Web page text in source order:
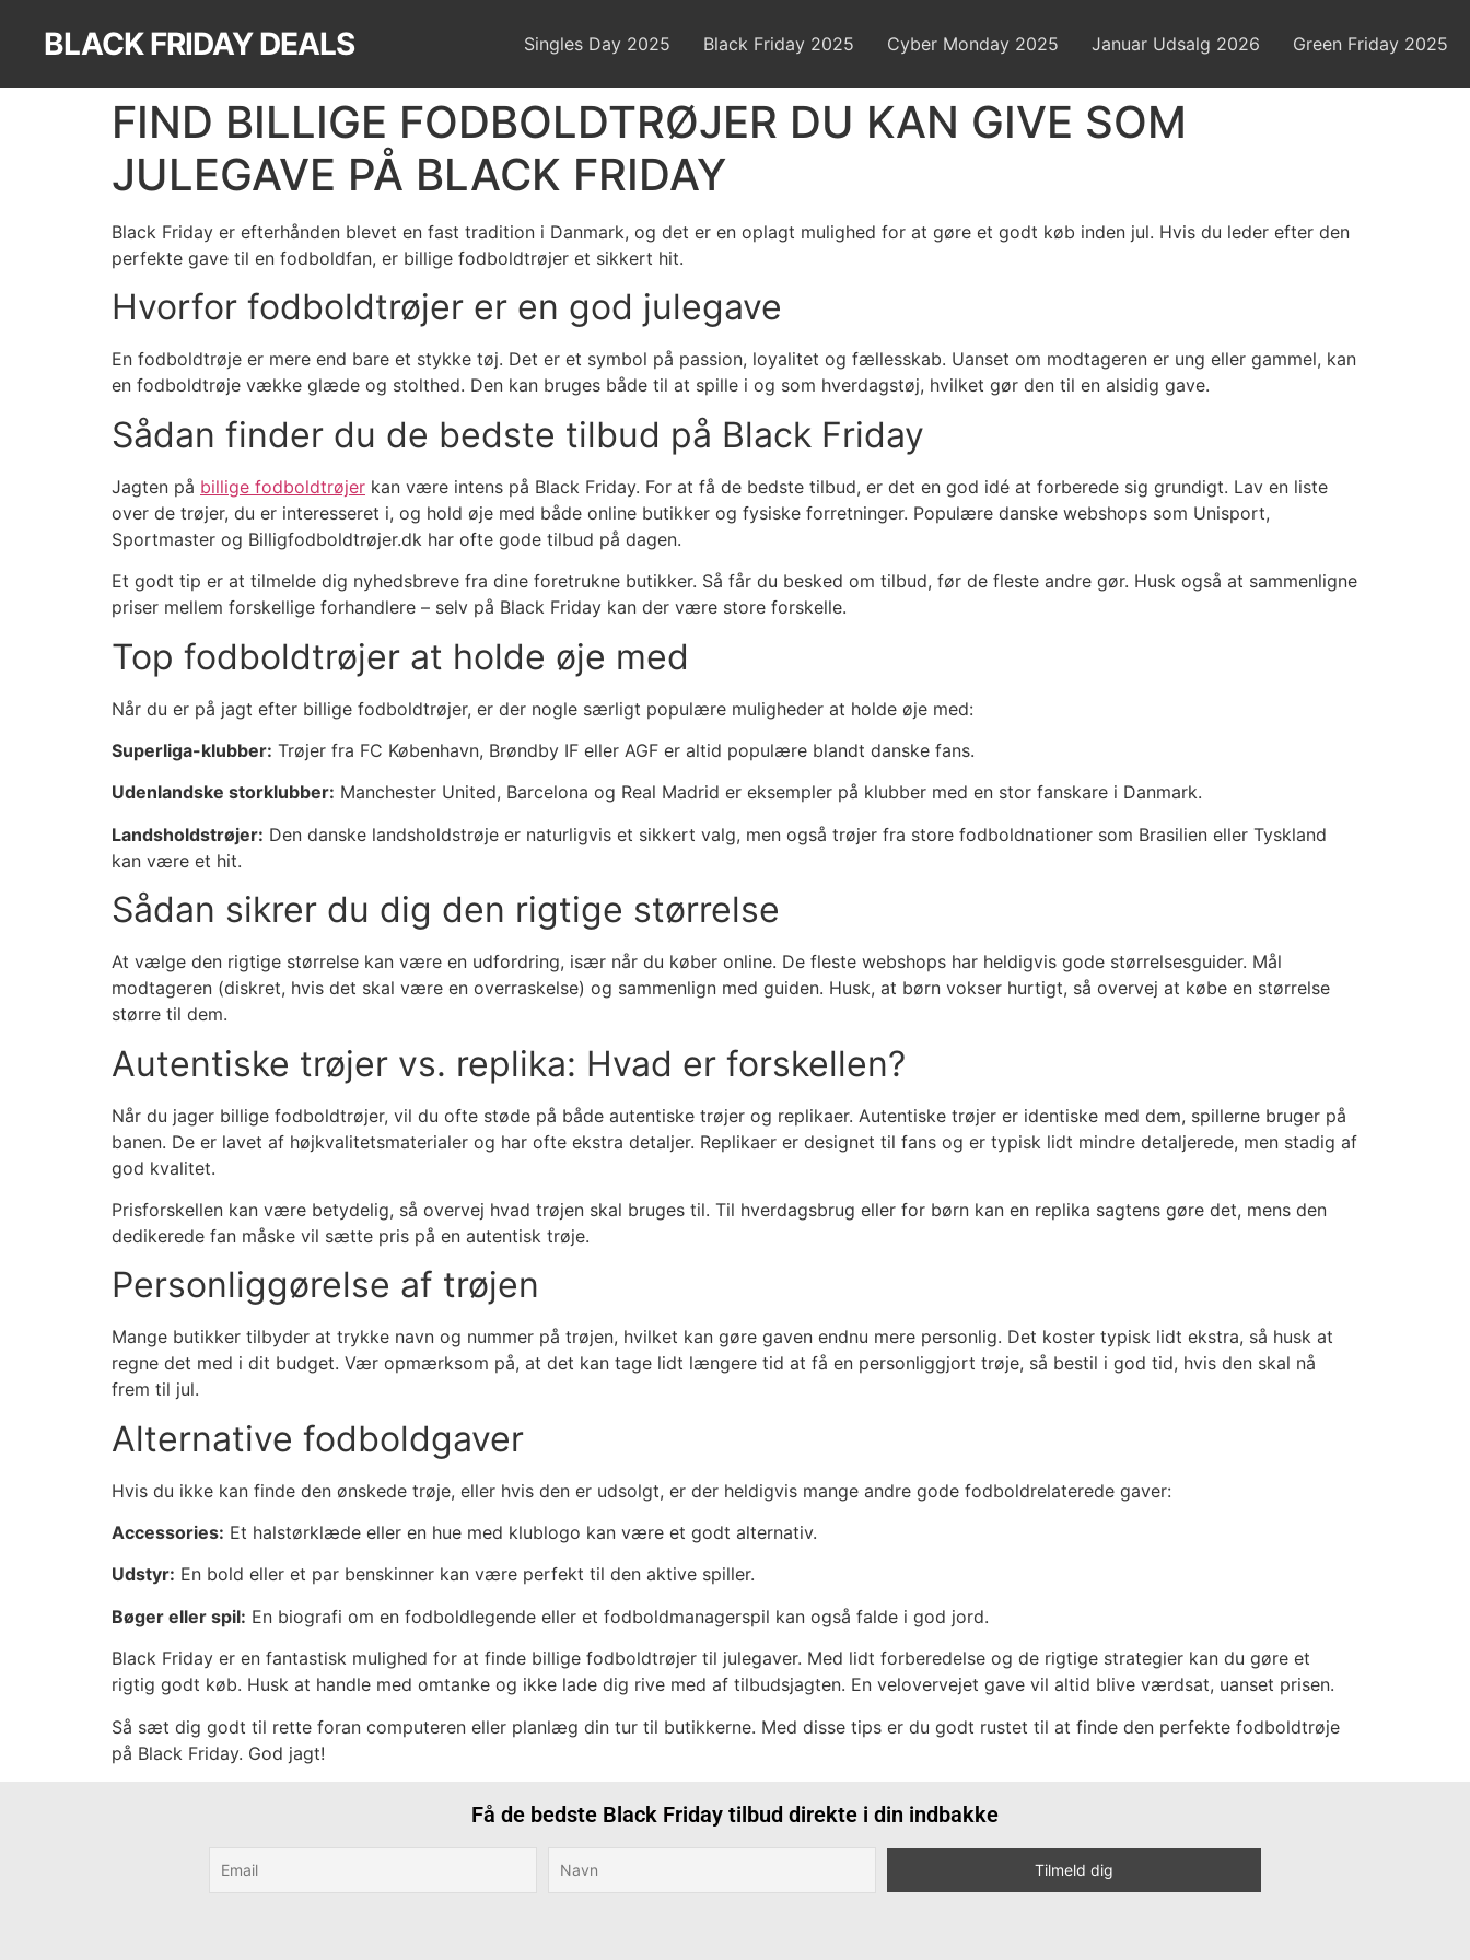
BLACK FRIDAY DEALS Singles Day 2025 Black Friday 2025 Cyber Monday 2025 Januar Udsalg 2026 Green Friday 2025
FIND BILLIGE FODBOLDTRØJER DU KAN GIVE SOM
JULEGAVE PÅ BLACK FRIDAY
Black Friday er efterhånden blevet en fast tradition i Danmark, og det er en oplagt mulighed for at gøre et godt køb inden jul. Hvis du leder efter den
perfekte gave til en fodboldfan, er billige fodboldtrøjer et sikkert hit.
Hvorfor fodboldtrøjer er en god julegave
En fodboldtrøje er mere end bare et stykke tøj. Det er et symbol på passion, loyalitet og fællesskab. Uanset om modtageren er ung eller gammel, kan
en fodboldtrøje vække glæde og stolthed. Den kan bruges både til at spille i og som hverdagstøj, hvilket gør den til en alsidig gave.
Sådan finder du de bedste tilbud på Black Friday
Jagten på billige fodboldtrøjer kan være intens på Black Friday. For at få de bedste tilbud, er det en god idé at forberede sig grundigt. Lav en liste
over de trøjer, du er interesseret i, og hold øje med både online butikker og fysiske forretninger. Populære danske webshops som Unisport,
Sportmaster og Billigfodboldtrøjer.dk har ofte gode tilbud på dagen.
Et godt tip er at tilmelde dig nyhedsbreve fra dine foretrukne butikker. Så får du besked om tilbud, før de fleste andre gør. Husk også at sammenligne
priser mellem forskellige forhandlere – selv på Black Friday kan der være store forskelle.
Top fodboldtrøjer at holde øje med
Når du er på jagt efter billige fodboldtrøjer, er der nogle særligt populære muligheder at holde øje med:
Superliga-klubber: Trøjer fra FC København, Brøndby IF eller AGF er altid populære blandt danske fans.
Udenlandske storklubber: Manchester United, Barcelona og Real Madrid er eksempler på klubber med en stor fanskare i Danmark.
Landsholdstrøjer: Den danske landsholdstrøje er naturligvis et sikkert valg, men også trøjer fra store fodboldnationer som Brasilien eller Tyskland
kan være et hit.
Sådan sikrer du dig den rigtige størrelse
At vælge den rigtige størrelse kan være en udfordring, især når du køber online. De fleste webshops har heldigvis gode størrelsesguider. Mål
modtageren (diskret, hvis det skal være en overraskelse) og sammenlign med guiden. Husk, at børn vokser hurtigt, så overvej at købe en størrelse
større til dem.
Autentiske trøjer vs. replika: Hvad er forskellen?
Når du jager billige fodboldtrøjer, vil du ofte støde på både autentiske trøjer og replikaer. Autentiske trøjer er identiske med dem, spillerne bruger på
banen. De er lavet af højkvalitetsmaterialer og har ofte ekstra detaljer. Replikaer er designet til fans og er typisk lidt mindre detaljerede, men stadig af
god kvalitet.
Prisforskellen kan være betydelig, så overvej hvad trøjen skal bruges til. Til hverdagsbrug eller for børn kan en replika sagtens gøre det, mens den
dedikerede fan måske vil sætte pris på en autentisk trøje.
Personliggørelse af trøjen
Mange butikker tilbyder at trykke navn og nummer på trøjen, hvilket kan gøre gaven endnu mere personlig. Det koster typisk lidt ekstra, så husk at
regne det med i dit budget. Vær opmærksom på, at det kan tage lidt længere tid at få en personliggjort trøje, så bestil i god tid, hvis den skal nå
frem til jul.
Alternative fodboldgaver
Hvis du ikke kan finde den ønskede trøje, eller hvis den er udsolgt, er der heldigvis mange andre gode fodboldrelaterede gaver:
Accessories: Et halstørklæde eller en hue med klublogo kan være et godt alternativ.
Udstyr: En bold eller et par benskinner kan være perfekt til den aktive spiller.
Bøger eller spil: En biografi om en fodboldlegende eller et fodboldmanagerspil kan også falde i god jord.
Black Friday er en fantastisk mulighed for at finde billige fodboldtrøjer til julegaver. Med lidt forberedelse og de rigtige strategier kan du gøre et
rigtig godt køb. Husk at handle med omtanke og ikke lade dig rive med af tilbudsjagten. En velovervejet gave vil altid blive værdsat, uanset prisen.
Så sæt dig godt til rette foran computeren eller planlæg din tur til butikkerne. Med disse tips er du godt rustet til at finde den perfekte fodboldtrøje
på Black Friday. God jagt!
Få de bedste Black Friday tilbud direkte i din indbakke